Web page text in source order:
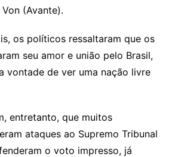
(Avante).
os políticos ressaltaram que os
seu amor e união pelo Brasil,
vontade de ver uma nação livre
entretanto, que muitos
ataques ao Supremo Tribunal
o voto impresso, já